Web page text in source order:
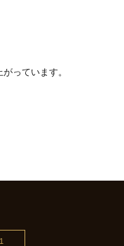
っています。